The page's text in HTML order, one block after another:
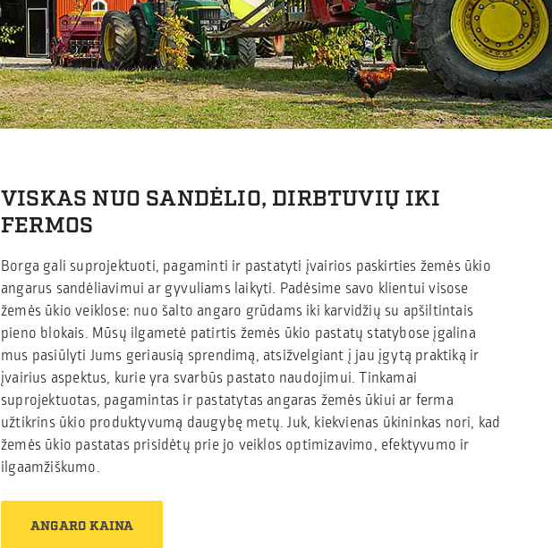
VISKAS NUO SANDĖLIO, DIRBTUVIŲ IKI
FERMOS
Borga gali suprojektuoti, pagaminti ir pastatyti įvairios paskirties žemės ūkio
angarus sandėliavimui ar gyvuliams laikyti. Padėsime savo klientui visose
žemės ūkio veiklose: nuo šalto angaro grūdams iki karvidžių su apšiltintais
pieno blokais. Mūsų ilgametė patirtis žemės ūkio pastatų statybose įgalina
mus pasiūlyti Jums geriausią sprendimą, atsižvelgiant į jau įgytą praktiką ir
įvairius aspektus, kurie yra svarbūs pastato naudojimui. Tinkamai
suprojektuotas, pagamintas ir pastatytas angaras žemės ūkiui ar ferma
užtikrins ūkio produktyvumą daugybę metų. Juk, kiekvienas ūkininkas nori, kad
žemės ūkio pastatas prisidėtų prie jo veiklos optimizavimo, efektyvumo ir
ilgaamžiškumo.
ANGARO KAINA